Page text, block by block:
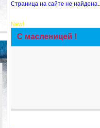
Страница на сайте не
New!
С масленицей !